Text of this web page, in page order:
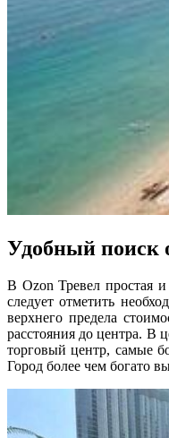
Удобный поиск
В Ozon Тревел простая
следует отметить
верхнего предела
расстояния до центра. В
торговый центр, самые
Город более чем богато